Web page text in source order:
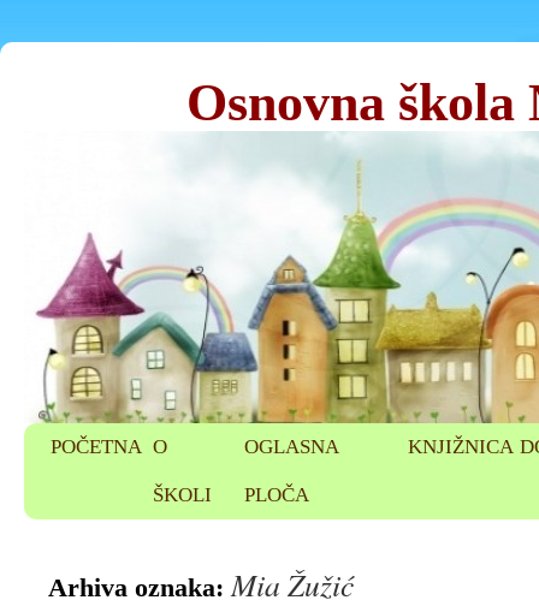
Osnovna
POČETNA O
ŠKOLI
OGLASNA
PLOČA
KNJIŽNICA
Arhiva oznaka:Mia Žužić